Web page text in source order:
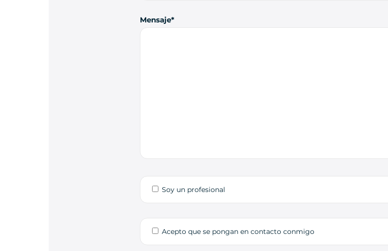
Mensaje
Soy un profesional
Acepto que se pongan en contacto conmigo